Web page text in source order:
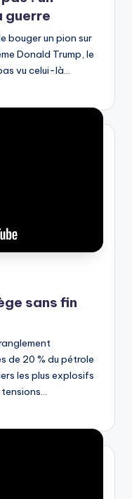
guerre
bouger un pion sur
Donald Trump, le
vu celui-là…
sans fin
de 20 % du pétrole
les plus explosifs
tensions…